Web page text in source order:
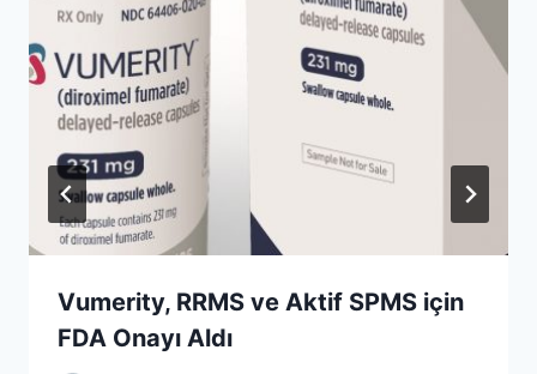
Vumerity, RRMS ve Aktif SPMS için
FDA Onayı Aldı